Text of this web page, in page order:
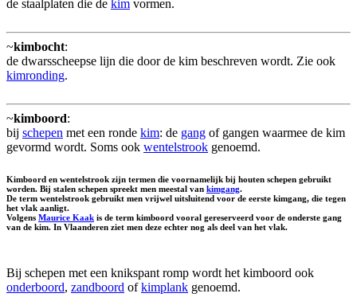
de staalplaten die de kim vormen.
~kimbocht:
de dwarsscheepse lijn die door de kim beschreven wordt. Zie ook
kimronding.
~kimboord:
bij schepen met een ronde kim: de gang of gangen waarmee de kim
gevormd wordt. Soms ook wentelstrook genoemd.
Kimboord en wentelstrook zijn termen die voornamelijk bij houten schepen gebruikt
worden. Bij stalen schepen spreekt men meestal van kimgang.
De term wentelstrook gebruikt men vrijwel uitsluitend voor de eerste kimgang, die tegen
het vlak aanligt.
Volgens Maurice Kaak is de term kimboord vooral gereserveerd voor de onderste gang
van de kim. In Vlaanderen ziet men deze echter nog als deel van het vlak.
Bij schepen met een knikspant romp wordt het kimboord ook
onderboord, zandboord ofkimplank genoemd.